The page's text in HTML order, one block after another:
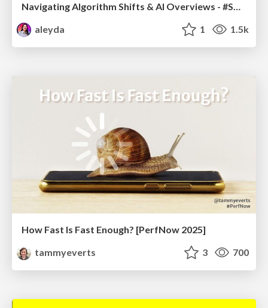
Navigating Algorithm Shifts & AI Overviews - #SMXNext
aleyda
1 1.5k
How Fast Is Fast Enough? [PerfNow 2025]
tammyeverts
3 700